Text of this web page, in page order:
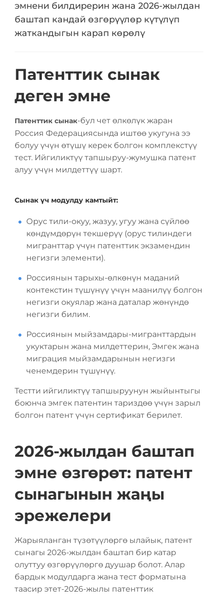
эмнени билдирерин жана 2026-жылдан
баштап кандай өзгөрүүлөр күтүлүп
жаткандыгын карап көрөлү
Патенттик сынак
деген эмне
Патенттик сынак-бул чет өлкөлүк жаран
Россия Федерациясында иштөө укугуна ээ
болуу үчүн өтүшү керек болгон комплекстүү
тест. Ийгиликтүү тапшыруу-жумушка патент
алуу үчүн милдеттүү шарт.
Сынак үч модулду камтыйт:
Орус тили-окуу, жазуу, угуу жана сүйлөө
көндүмдөрүн текшерүү (орус тилиндеги
мигранттар үчүн патенттик экзамендин
негизги элементи).
Россиянын тарыхы-өлкөнүн маданий
контекстин түшүнүү үчүн маанилүү болгон
негизги окуялар жана даталар жөнүндө
негизги билим.
Россиянын мыйзамдары-мигранттардын
укуктарын жана милдеттерин, Эмгек жана
миграция мыйзамдарынын негизги
ченемдерин түшүнүү.
Тестти ийгиликтүү тапшыруунун жыйынтыгы
боюнча эмгек патентин тариздөө үчүн зарыл
болгон патент үчүн сертификат берилет.
2026-жылдан баштап
эмне өзгөрөт: патент
сынагынын жаңы
эрежелери
Жарыяланган түзөтүүлөргө ылайык, патент
сынагы 2026-жылдан баштап бир катар
олуттуу өзгөрүүлөргө дуушар болот. Алар
бардык модулдарга жана тест форматына
таасир этет-2026-жылы патенттик